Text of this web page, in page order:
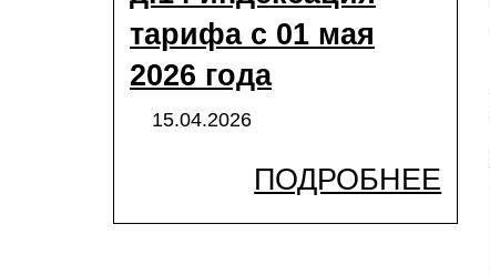
тарифа с 01 мая
2026 года
15.04.2026
ПОДРОБНЕЕ